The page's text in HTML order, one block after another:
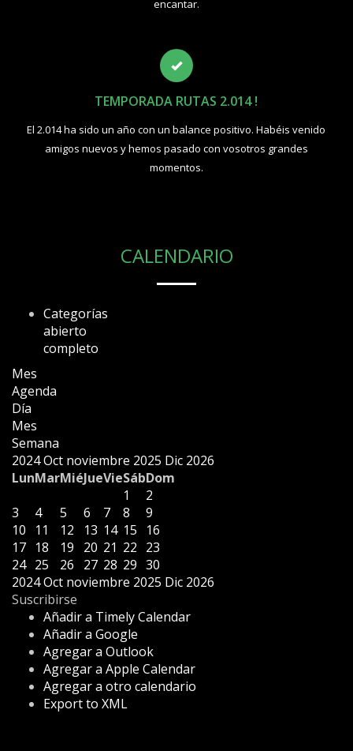
encantar.
TEMPORADA RUTAS 2.014 !
El 2.014 ha sido un año con un balance positivo. Habéis venido
amigos nuevos y hemos pasado con vosotros grandes
momentos.
CALENDARIO
Categorías
abierto
completo
Mes
Agenda
Día
Mes
Semana
2024Oct noviembre 2025 Dic 2026
LunMarMiéJueVieSábDom
1
2
3
4 5 6 7 8
9
10
11 12 13 14 15
16
17 18 19 20 21 22 23
24 25 26 27 28 29 30
2024Oct noviembre 2025 Dic 2026
Suscribirse
Añadir a Timely Calendar
Añadir a Google
Agregar a Outlook
Agregar a Apple Calendar
Agregar a otro calendario
Export to XML